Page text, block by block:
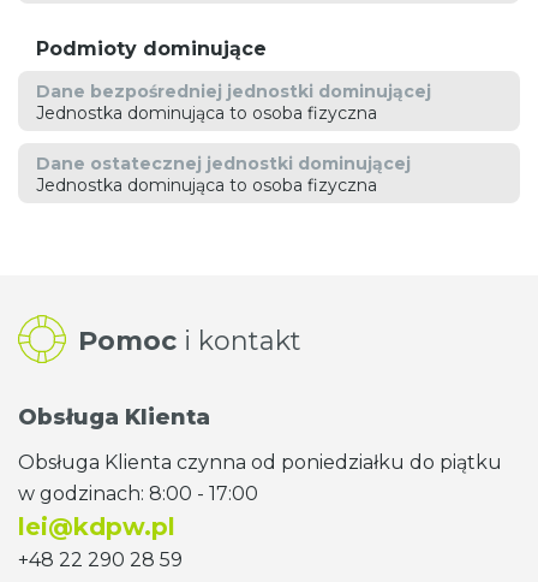
Podmioty dominujące
Dane bezpośredniej jednostki dominującej
Jednostka dominująca to osoba fizyczna
Dane ostatecznej jednostki dominującej
Jednostka dominująca to osoba fizyczna
Pomoc i kontakt
Obsługa Klienta
Obsługa Klienta czynna od poniedziałku do piątku
w godzinach: 8:00 - 17:00
lei@kdpw.pl
+48 22 290 28 59